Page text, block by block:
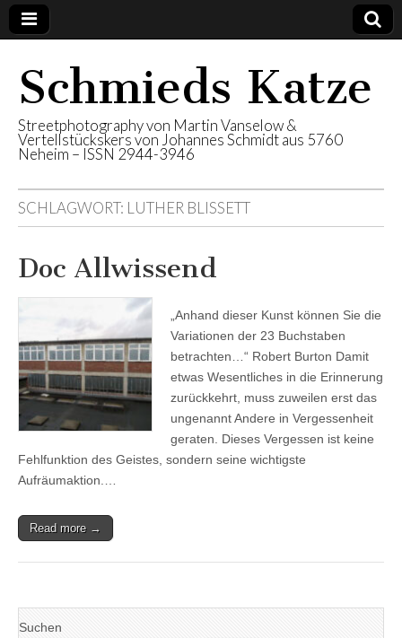
Schmieds Katze
Streetphotography von Martin Vanselow &
Vertellstückskers von Johannes Schmidt aus 5760
Neheim – ISSN 2944-3946
SCHLAGWORT: LUTHER BLISSETT
Doc Allwissend
„Anhand dieser Kunst können Sie die
Variationen der 23 Buchstaben
betrachten…“ Robert Burton Damit
etwas Wesentliches in die Erinnerung
zurückkehrt, muss zuweilen erst das
ungenannt Andere in Vergessenheit
geraten. Dieses Vergessen ist keine
Fehlfunktion des Geistes, sondern seine wichtigste
Aufräumaktion.…
Read more →
Suchen